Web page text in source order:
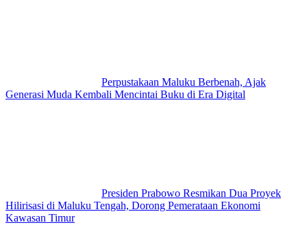
Perpustakaan Maluku Berbenah, Ajak
Generasi Muda Kembali Mencintai Buku di Era Digital
Presiden Prabowo Resmikan Dua Proyek
Hilirisasi di Maluku Tengah, Dorong Pemerataan Ekonomi
Kawasan Timur